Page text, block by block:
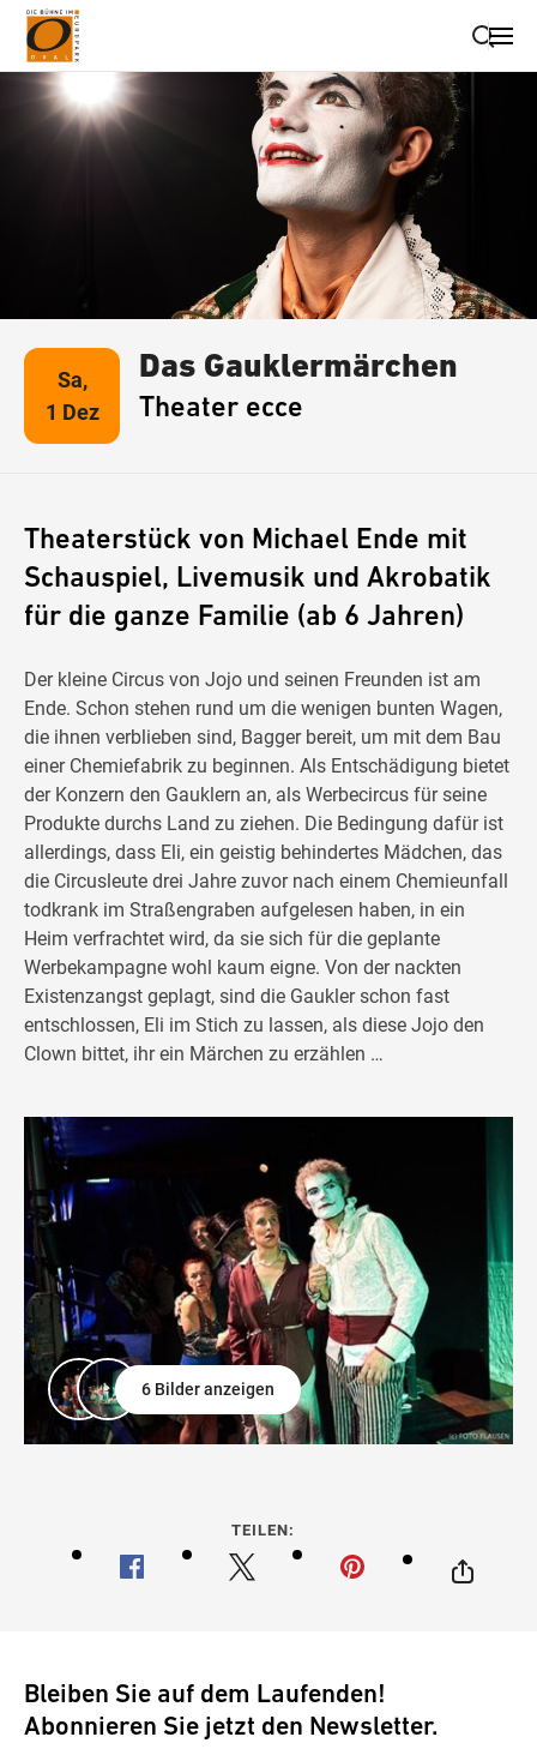
Suche schließen
Wegbeschreibung erhalten
Sa,
1 Dez
Das Gauklermärchen
Theater ecce
Theaterstück von Michael Ende mit
Schauspiel, Livemusik und Akrobatik
für die ganze Familie (ab 6 Jahren)
Der kleine Circus von Jojo und seinen Freunden ist am
Ende. Schon stehen rund um die wenigen bunten Wagen,
die ihnen verblieben sind, Bagger bereit, um mit dem Bau
einer Chemiefabrik zu beginnen. Als Entschädigung bietet
der Konzern den Gauklern an, als Werbecircus für seine
Produkte durchs Land zu ziehen. Die Bedingung dafür ist
allerdings, dass Eli, ein geistig behindertes Mädchen, das
die Circusleute drei Jahre zuvor nach einem Chemieunfall
todkrank im Straßengraben aufgelesen haben, in ein
Heim verfrachtet wird, da sie sich für die geplante
Werbekampagne wohl kaum eigne. Von der nackten
Existenzangst geplagt, sind die Gaukler schon fast
entschlossen, Eli im Stich zu lassen, als diese Jojo den
Clown bittet, ihr ein Märchen zu erzählen …
6 Bilder anzeigen
TEILEN:
Bleiben Sie auf dem Laufenden!
Abonnieren Sie jetzt den Newsletter.